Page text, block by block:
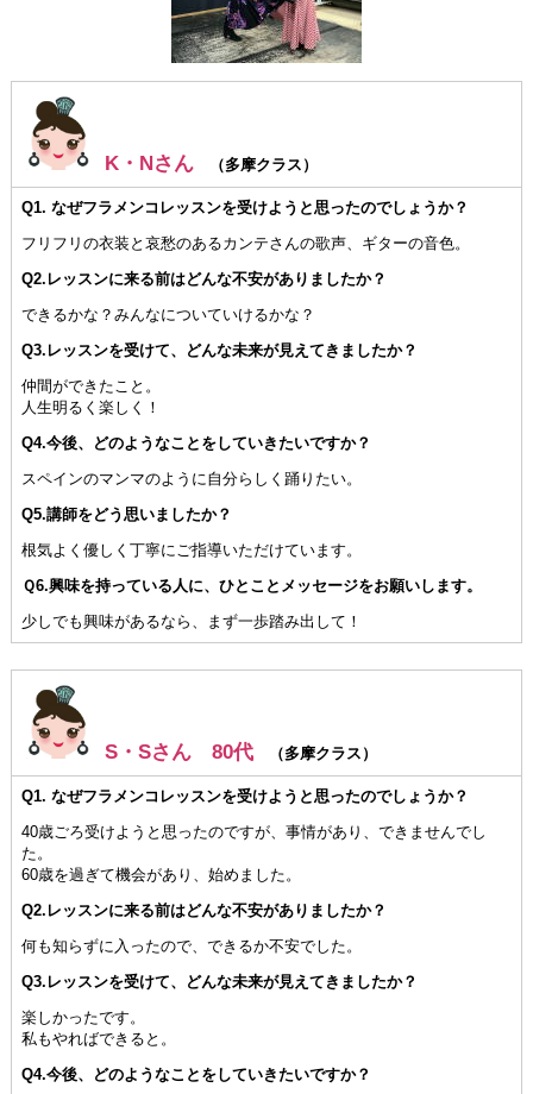
K・Nさん（多摩クラス）
Q1. なぜフラメンコレッスンを受けようと思ったのでしょうか？
フリフリの衣装と哀愁のあるカンテさんの歌声、ギターの音色。
Q2.レッスンに来る前はどんな不安がありましたか？
できるかな？みんなについていけるかな？
Q3.レッスンを受けて、どんな未来が見えてきましたか？
仲間ができたこと。
人生明るく楽しく！
Q4.今後、どのようなことをしていきたいですか？
スペインのマンマのように自分らしく踊りたい。
Q5.講師をどう思いましたか？
根気よく優しく丁寧にご指導いただけています。
Ｑ6.興味を持っている人に、ひとことメッセージをお願いします。
少しでも興味があるなら、まず一歩踏み出して！
S・Sさん 80代（多摩クラス）
Q1. なぜフラメンコレッスンを受けようと思ったのでしょうか？
40歳ごろ受けようと思ったのですが、事情があり、できませんでし
た。
60歳を過ぎて機会があり、始めました。
Q2.レッスンに来る前はどんな不安がありましたか？
何も知らずに入ったので、できるか不安でした。
Q3.レッスンを受けて、どんな未来が見えてきましたか？
楽しかったです。
私もやればできると。
Q4.今後、どのようなことをしていきたいですか？